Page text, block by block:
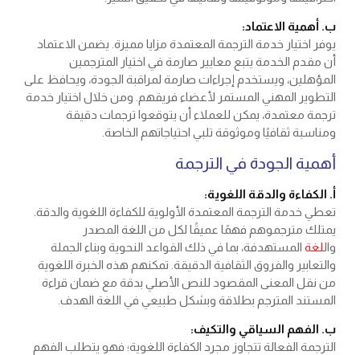
ب. أهمية الاعتماد:
يوفر اختيار خدمة الترجمة المعتمدة مزايا مميزة. يضمن الاعتماد
أن مقدم الخدمة يتبع معايير صارمة في اختيار المترجمين
المؤهلين، ويستخدم إجراءات صارمة لمراقبة الجودة، ويحافظ على
التطوير المهني المستمر لأعضاء فريقهم. ومن خلال اختيار خدمة
ترجمة معتمدة، يمكن للعملاء أن يتوقعوا ترجمات دقيقة
ومناسبة ثقافيًا وموثوقة تلبي احتياجاتهم الخاصة.
أهمية الجودة في الترجمة
أ. الكفاءة والدقة اللغوية:
تعطي خدمة الترجمة المعتمدة الأولوية للكفاءة اللغوية والدقة.
يمتلك مترجموهم فهمًا عميقًا لكل من اللغة المصدر
واللغة المستهدفة، بما في ذلك القواعد النحوية وبناء الجملة
والتعابير والفروق الثقافية الدقيقة. تمكنهم هذه الخبرة اللغوية
من نقل المعنى المقصود للنص الأصلي بدقة مع ضمان قراءة
المستند المترجم بطلاقة وبشكل طبيعي في اللغة الهدف.
ب. الفهم السياقي والتكيف:
الترجمة الفعالة تتجاوز مجرد الكفاءة اللغوية؛ فهو يتطلب الفهم